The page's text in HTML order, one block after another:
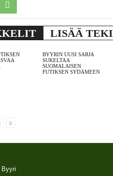
LISÄÄ
BYYRIN UUSI SARJA
SUKELTAA
SUOMALAISEN
FUTIKSEN SYDÄMEEN